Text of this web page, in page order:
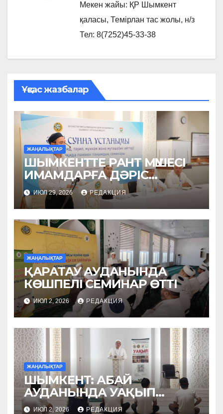
Мекен жайы: ҚР Шымкент
қаласы, Темірлан тас жолы, н/з
Тел: 8(7252)45-33-38
Ұқсас жазбалар
ЖАҢАЛЫҚТАР
ШЫМКЕНТТЕ РАНТ МҮШЕСІ
ИМАМДАРҒА ДӘРІС
ОҚЫДЫ
ИЮЛ 29, 2026 РЕДАКЦИЯ
ЖАҢАЛЫҚТАР
ҚАРАТАУ АУДАНЫНДА
КӨШПЕЛІ СЕМИНАР ӨТТІ
ИЮЛ 2, 2026 РЕДАКЦИЯ
ЖАҢАЛЫҚТАР
ШЫМКЕНТ: АБАЙ
АУДАНЫНДА УАҚЫП
НАСИХАТТАЛДЫ
ИЮЛ 2, 2026 РЕДАКЦИЯ